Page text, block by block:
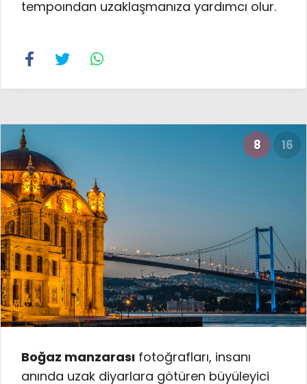
tempoından uzaklaşmanıza yardımcı olur.
8 16
Boğaz manzarası fotoğrafları, insanı
anında uzak diyarlara götüren büyüleyici